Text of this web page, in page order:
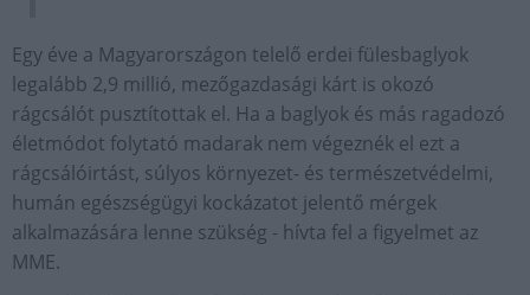
Egy éve a Magyarországon telelő erdei fülesbaglyok
legalább 2,9 millió, mezőgazdasági kárt is okozó
rágcsálót pusztítottak el. Ha a baglyok és más ragadozó
életmódot folytató madarak nem végeznék el ezt a
rágcsálóirtást, súlyos környezet- és természetvédelmi,
humán egészségügyi kockázatot jelentő mérgek
alkalmazására lenne szükség - hívta fel a figyelmet az
MME.